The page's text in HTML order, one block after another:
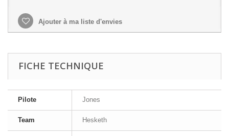
Ajouter à ma liste d'envies
FICHE TECHNIQUE
Pilote Jones
Team Hesketh